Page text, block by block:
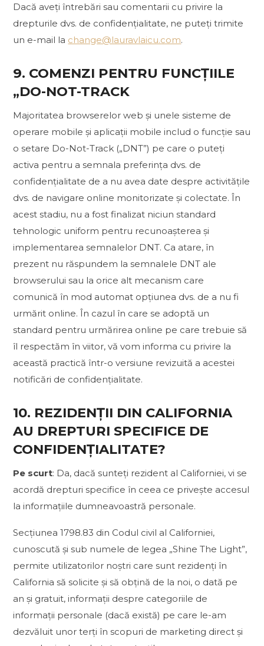
Dacă aveți întrebări sau comentarii cu privire la
drepturile dvs. de confidențialitate, ne puteți trimite
un e-mail la change@lauravlaicu.com.
9. COMENZI PENTRU FUNCȚIILE
„DO-NOT-TRACK
Majoritatea browserelor web și unele sisteme de
operare mobile și aplicații mobile includ o funcție sau
o setare Do-Not-Track („DNT”) pe care o puteți
activa pentru a semnala preferința dvs. de
confidențialitate de a nu avea date despre activitățile
dvs. de navigare online monitorizate și colectate. În
acest stadiu, nu a fost finalizat niciun standard
tehnologic uniform pentru recunoașterea și
implementarea semnalelor DNT. Ca atare, în
prezent nu răspundem la semnalele DNT ale
browserului sau la orice alt mecanism care
comunică în mod automat opțiunea dvs. de a nu fi
urmărit online. În cazul în care se adoptă un
standard pentru urmărirea online pe care trebuie să
îl respectăm în viitor, vă vom informa cu privire la
această practică într-o versiune revizuită a acestei
notificări de confidențialitate.
10. REZIDENȚII DIN CALIFORNIA
AU DREPTURI SPECIFICE DE
CONFIDENȚIALITATE?
Pe scurt: Da, dacă sunteți rezident al Californiei, vi se
acordă drepturi specifice în ceea ce privește accesul
la informațiile dumneavoastră personale.
Secțiunea 1798.83 din Codul civil al Californiei,
cunoscută și sub numele de legea „Shine The Light”,
permite utilizatorilor noștri care sunt rezidenți în
California să solicite și să obțină de la noi, o dată pe
an și gratuit, informații despre categoriile de
informații personale (dacă există) pe care le-am
dezvăluit unor terți în scopuri de marketing direct și